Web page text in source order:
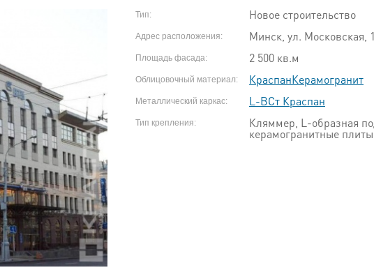
Тип: Новое строительство
Адрес расположения: Минск, ул. Московская,
Площадь фасада: 2 500 кв.м
Облицовочный материал: КраспанКерамогранит
Металлический каркас: L-ВСт Краспан
Тип крепления: Кляммер, L-образная
керамогранитные плиты